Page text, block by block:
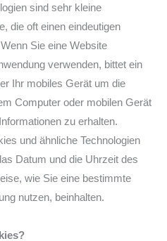
sind sehr kleine
die oft einen eindeutigen
Sie eine Website
verwenden, bittet ein
Ihr mobiles Gerät um die
Computer oder mobilen Gerät
zu erhalten.
und ähnliche Technologien
Datum und die Uhrzeit des
wie Sie eine bestimmte
nutzen, beinhalten.